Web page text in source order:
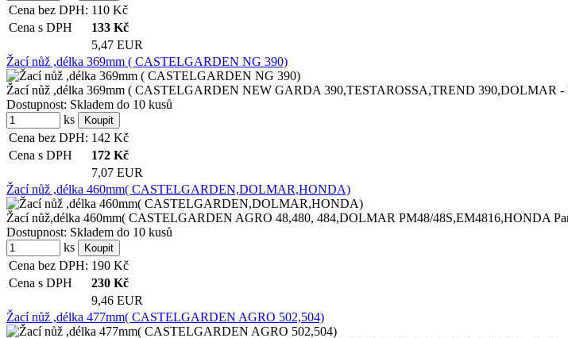
Cena bez DPH: 110 Kč
Cena s DPH
133 Kč
5,47 EUR
Žací nůž ,délka 369mm ( CASTELGARDEN NG 390)
Žací nůž ,délka 369mm ( CASTELGARDEN NEW GARDA 390,TESTAROSSA,TREND 390,DOLMAR -
Dostupnost: Skladem do 10 kusů
ks
Cena bez DPH: 142 Kč
Cena s DPH
172 Kč
7,07 EUR
Žací nůž ,délka 460mm( CASTELGARDEN,DOLMAR,HONDA)
Žací nůž,délka 460mm( CASTELGARDEN AGRO 48,480, 484,DOLMAR PM48/48S,EM4816,HONDA
Dostupnost: Skladem do 10 kusů
ks
Cena bez DPH: 190 Kč
Cena s DPH
230 Kč
9,46 EUR
Žací nůž ,délka 477mm( CASTELGARDEN AGRO 502,504)